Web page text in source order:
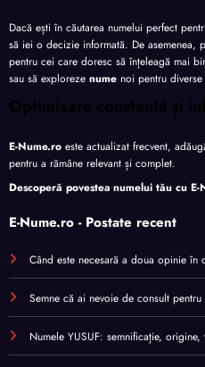
Dacă ești în căutarea numelui perfect
să iei o decizie informată. De asemenea,
pentru cei care doresc să înțeleagă mai
sau să exploreze nume noi pentru
Optimizare constantă și
E-Nume.ro este actualizat frecvent,
pentru a rămâne relevant și complet.
Descoperă povestea numelui tău cu E-
E-Nume.ro - Postate recent
Când este necesară a doua opinie
Semne că ai nevoie de consult
Numele YUSUF: semnificație,